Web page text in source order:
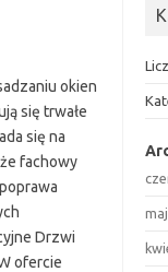
okien
się trwałe
się na
fachowy
Drzwi
ofercie